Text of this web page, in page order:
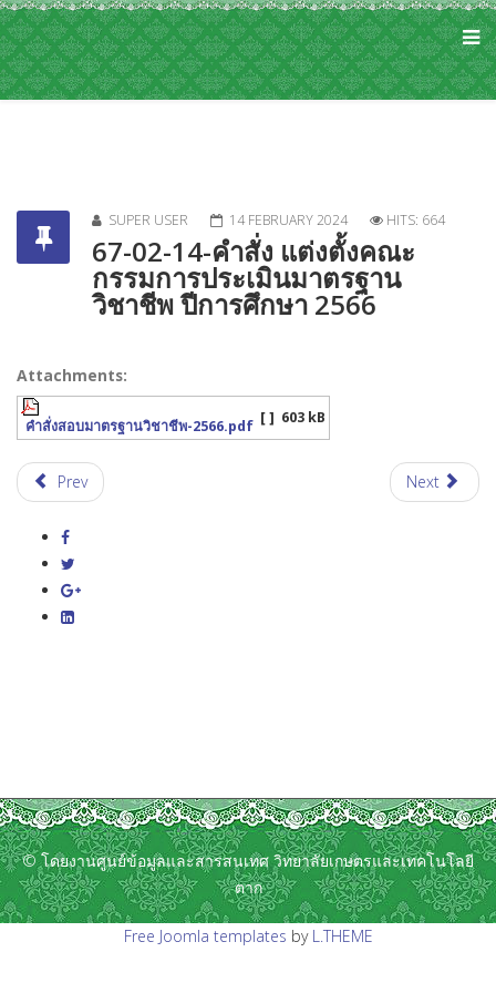
SUPER USER 14 FEBRUARY 2024 HITS: 664
67-02-14-คำสั่ง แต่งตั้งคณะ
กรรมการประเมินมาตรฐาน
วิชาชีพ ปีการศึกษา 2566
Attachments:
คำสั่งสอบมาตรฐานวิชาชีพ-2566.pdf [ ] 603 kB
Prev Next
© โดยงานศูนย์ข้อมูลและสารสนเทศ วิทยาลัยเกษตรและเทคโนโลยี
ตาก
Free Joomla templates by L.THEME